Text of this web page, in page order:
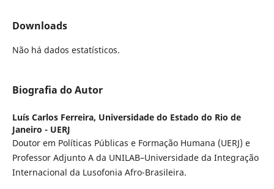
Downloads
Não há dados estatísticos.
Biografia do Autor
Luís Carlos Ferreira, Universidade do Estado do Rio de
Janeiro - UERJ
Doutor em Políticas Públicas e Formação Humana (UERJ) e
Professor Adjunto A da UNILAB–Universidade da Integração
Internacional da Lusofonia Afro-Brasileira.